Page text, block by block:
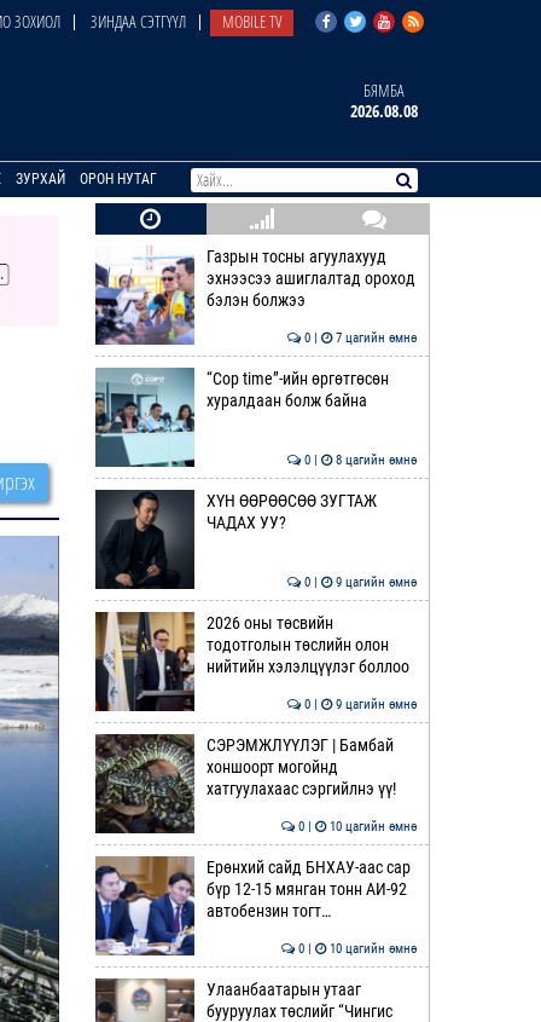
ЗОХИОЛ ЗИНДАА СЭТГҮҮЛ MOBILE TV
БЯМБА
2026.08.08
ЗУРХАЙ ОРОН НУТАГ
Газрын тосны агуулахууд
эхнээсээ ашиглалтад ороход
бэлэн болжээ
0 | 7 цагийн өмнө
“Cop time”-ийн өргөтгөсөн
хуралдаан болж байна
0 | 8 цагийн өмнө
ХҮН ӨӨРӨӨСӨӨ ЗУГТАЖ
ЧАДАХ УУ?
0 | 9 цагийн өмнө
2026 оны төсвийн
тодотголын төслийн олон
нийтийн хэлэлцүүлэг боллоо
0 | 9 цагийн өмнө
СЭРЭМЖЛҮҮЛЭГ | Бамбай
хоншоорт могойнд
хатгуулахаас сэргийлнэ үү!
0 | 10 цагийн өмнө
Ерөнхий сайд БНХАУ-аас сар
бүр 12-15 мянган тонн АИ-92
автобензин тогт…
0 | 10 цагийн өмнө
Улаанбаатарын утааг
бууруулах төслийг “Чингис